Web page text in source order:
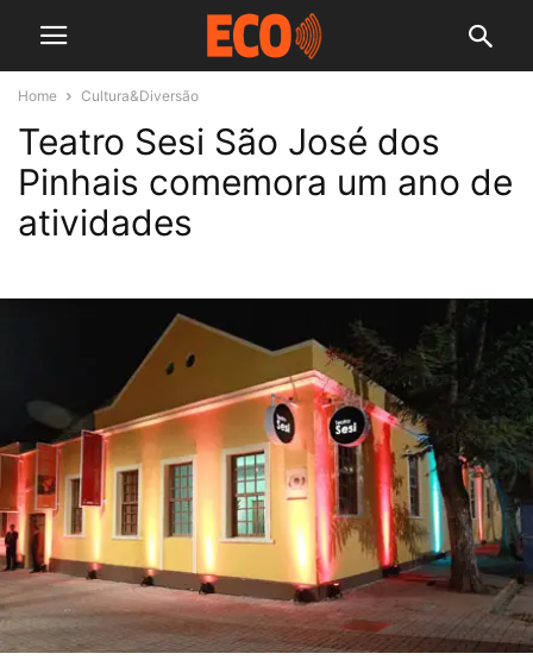
Home Cultura&Diversão
Teatro Sesi São José dos
Pinhais comemora um ano de
atividades